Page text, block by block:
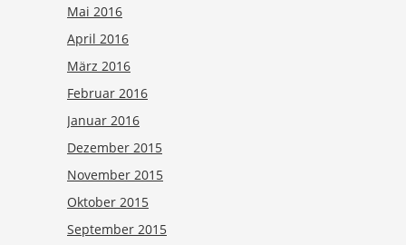
Mai 2016
April 2016
März 2016
Februar 2016
Januar 2016
Dezember 2015
November 2015
Oktober 2015
September 2015